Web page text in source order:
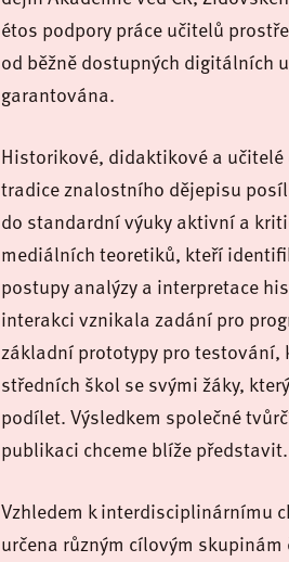
étos podpory práce učitelů
od běžně dostupných digitálních
garantována.
Historikové, didaktikové a
tradice znalostního dějepisu
do standardní výuky aktivní a
mediálních teoretiků, kteří
postupy analýzy a interpretace
interakci vznikala zadání pro
základní prototypy pro testování,
středních škol se svými žáky,
podílet. Výsledkem společné
publikaci chceme blíže představit.
Vzhledem k interdisciplinárnímu
určena různým cílovým skupinám